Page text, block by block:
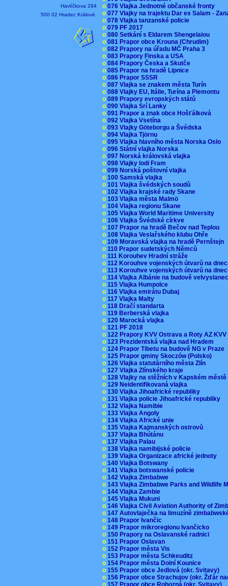
Havlíčkova 294
500 02 Hradec Králové.
o 076 Vlajka Jednotné občanské fronty
o 077 Vlajky na trajektu Dar es Salam -
o 078 Vlajka tanzanské policie
o 079 PF 2017
o 080 Setkání s Eldarem Shengelaiou
o 081 Prapor obce Krouna (Chrudim)
o 082 Prapory na úřadu MČ Praha 3
o 083 Prapory Finska a USA
o 084 Prapory Česka a Skutče
o 085 Prapor na hradě Lipnice
o 086 Prapor SSSR
o 087 Vlajka se znakem města Turín
o 088 Vlajky EU, Itálie, Turína a Piemontu
o 089 Prapory evropských států
o 090 Vlajka Srí Lanky
o 091 Prapor a znak obce Hošťálková
o 092 Vlajka Vsetína
o 093 Vlajky Göteborgu a Švédska
o 094 Vlajka Tjörnu
o 095 Vlajka hlavního města Norska Oslo
o 096 Státní vlajka Norska
o 097 Norská královská vlajka
o 098 Vlajky lodi Fram
o 099 Norská poštovní vlajka
o 100 Samská vlajka
o 101 Vlajka švédských soudů
o 102 Vlajka krajské rady Skane
o 103 Vlajka města Malmö
o 104 Vlajka regionu Skane
o 105 Vlajka World Maritime University
o 106 Vlajka Švédské církve
o 107 Prapor na hradě Bečov nad Teplou
o 108 Vlajka Veslařského klubu Ohře
o 109 Moravská vlajka na hradě Pernštejn
o 110 Prapor sudetských Němců
o 111 Korouhev Hradní stráže
o 112 Korouhve vojenských útvarů na
o 113 Korouhve vojenských útvarů na
o 114 Vlajka Albánie na budově
o 115 Vlajka Humpolce
o 116 Vlajka emirátu Dubaj
o 117 Vlajka Malty
o 118 Dračí standarta
o 119 Berberská vlajka
o 120 Marocká vlajka
o 121 PF 2018
o 122 Prapory KVV Ostrava a Roty AZ
o 123 Prezidentská vlajka nad Hradem
o 124 Prapor Tibetu na budově NG v Praze
o 125 Prapor gminy Skoczów (Polsko)
o 126 Vlajka statutárního města Zlín
o 127 Vlajka Zlínského kraje
o 128 Vlajky na stěžních v Kapském
o 129 Neidentifikovaná vlajka
o 130 Vlajka Jihoafrické republiky
o 131 Vlajka policie Jihoafrické republiky
o 132 Vlajka Namibie
o 133 Vlajka Angoly
o 134 Vlajka Africké unie
o 135 Vlajka Kajmanských ostrovů
o 137 Vlajka Bhútánu
o 137 Vlajka Palau
o 138 Vlajka namibijské policie
o 139 Vlajka Organizace africké jednoty
o 140 Vlajka Botswany
o 141 Vlajka botswanské policie
o 142 Vlajka Zimbabwe
o 143 Vlajka Zimbabwe Parks and Wildlife
o 144 Vlajka Zambie
o 145 Vlajka Mukuni
o 146 Vlajka Civil Aviation Authority of
o 147 Autovlaječka na limuzíně
o 148 Prapor Ivančic
o 149 Prapor mikroregionu Ivančicko
o 150 Prapory na Oslavanské radnici
o 151 Prapor Oslavan
o 152 Prapor města Vis
o 153 Prapor města Schkeuditz
o 154 Prapor města Dolní Kounice
o 155 Prapor obce Jedlová (okr. Svitavy)
o 156 Prapor obce Strachujov (okr. Žďár
o 157 Prapor obce Rohozná (okr. Svitavy)